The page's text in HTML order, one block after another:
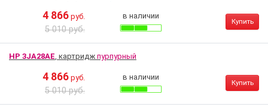
4 866 руб.
5 010 руб.
в наличии
Купить
HP 3JA28AE, картридж пурпурный
4 866 руб.
5 010 руб.
в наличии
Купить